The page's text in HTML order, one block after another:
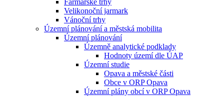
Farmářské trhy
Velikonoční jarmark
Vánoční trhy
Územní plánování a městská mobilita
Územní plánování
Územně analytické podklady
Hodnoty území dle ÚAP
Územní studie
Opava a městské části
Obce v ORP Opava
Územní plány obcí v ORP Opava